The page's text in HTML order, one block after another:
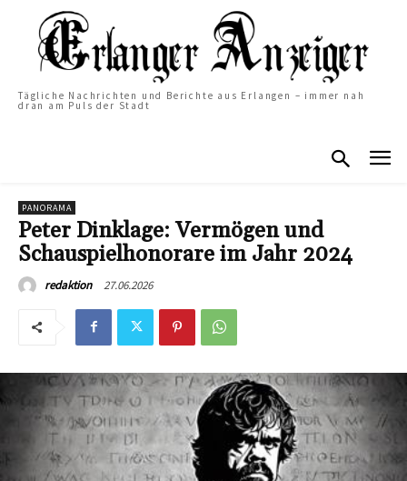
Tägliche Nachrichten und Berichte aus Erlangen – immer nah
dran am Puls der Stadt
PANORAMA
Peter Dinklage: Vermögen und
Schauspielhonorare im Jahr 2024
redaktion 27.06.2026